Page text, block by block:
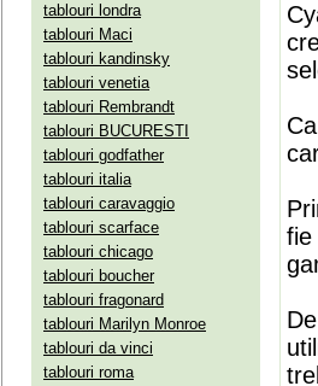
tablouri londra
tablouri Maci
tablouri kandinsky
tablouri venetia
tablouri Rembrandt
tablouri BUCURESTI
tablouri godfather
tablouri italia
tablouri caravaggio
tablouri scarface
tablouri chicago
tablouri boucher
tablouri fragonard
tablouri Marilyn Monroe
tablouri da vinci
tablouri roma
fie